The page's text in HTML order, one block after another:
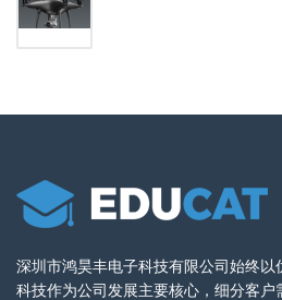
深圳市鸿昊丰电子科技有限公司始终
科技作为公司发展主要核心，细分客